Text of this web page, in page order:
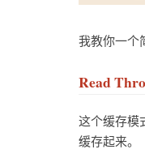
我教你一个
Read
这个缓存模
缓存起来。